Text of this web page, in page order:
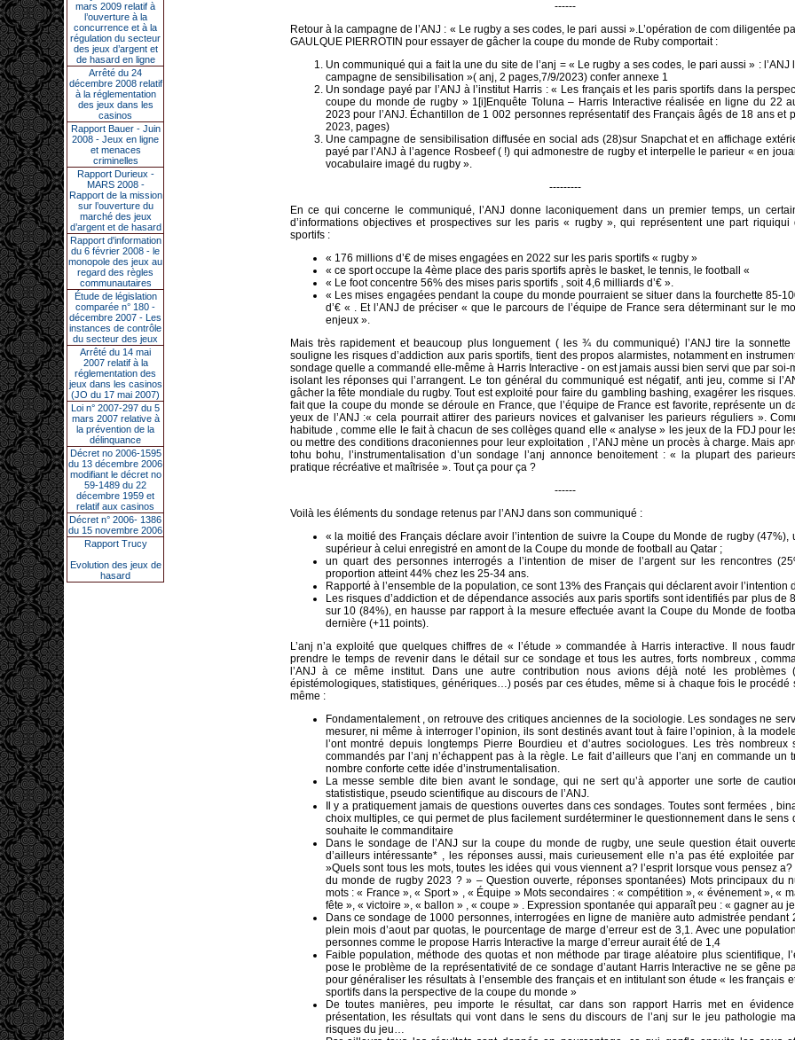
mars 2009 relatif à
l’ouverture à la
concurrence et à la
régulation du secteur
des jeux d’argent et
de hasard en ligne
Arrêté du 24
décembre 2008 relatif
à la réglementation
des jeux dans les
casinos
Rapport Bauer - Juin
2008 - Jeux en ligne
et menaces
criminelles
Rapport Durieux -
MARS 2008 -
Rapport de la mission
sur l’ouverture du
marché des jeux
d’argent et de hasard
Rapport d'information
du 6 février 2008 - le
monopole des jeux au
regard des règles
communautaires
Étude de législation
comparée n° 180 -
décembre 2007 - Les
instances de contrôle
du secteur des jeux
Arrêté du 14 mai
2007 relatif à la
réglementation des
jeux dans les casinos
(JO du 17 mai 2007)
Loi n° 2007-297 du 5
mars 2007 relative à
la prévention de la
délinquance
Décret no 2006-1595
du 13 décembre 2006
modifiant le décret no
59-1489 du 22
décembre 1959 et
relatif aux casinos
Décret n° 2006- 1386
du 15 novembre 2006
Rapport Trucy
Evolution des jeux de
hasard
------
Retour à la campagne de l’ANJ : « Le rugby a ses codes, le pari aussi ».L’opération de com diligentée
GAULQUE PIERROTIN pour essayer de gâcher la coupe du monde de Ruby comportait :
Un communiqué qui a fait la une du site de l’anj = « Le rugby a ses codes, le pari aussi » : l’ANJ
campagne de sensibilisation »( anj, 2 pages,7/9/2023) confer annexe 1
Un sondage payé par l’ANJ à l’institut Harris : « Les français et les paris sportifs dans la
coupe du monde de rugby » 1[i]Enquête Toluna – Harris Interactive réalisée en ligne du 22
2023 pour l’ANJ. Échantillon de 1 002 personnes représentatif des Français âgés de 18 ans et
2023, pages)
Une campagne de sensibilisation diffusée en social ads (28)sur Snapchat et en affichage
payé par l’ANJ à l’agence Rosbeef ( !) qui admonestre de rugby et interpelle le parieur « en
vocabulaire imagé du rugby ».
---------
En ce qui concerne le communiqué, l’ANJ donne laconiquement dans un premier temps, un
d’informations objectives et prospectives sur les paris « rugby », qui représentent une part riquiqui
sportifs :
« 176 millions d’€ de mises engagées en 2022 sur les paris sportifs « rugby »
« ce sport occupe la 4ème place des paris sportifs après le basket, le tennis, le football «
« Le foot concentre 56% des mises paris sportifs , soit 4,6 milliards d’€ ».
« Les mises engagées pendant la coupe du monde pourraient se situer dans la fourchette 85-
d’€ « . Et l’ANJ de préciser « que le parcours de l’équipe de France sera déterminant sur le
enjeux ».
Mais très rapidement et beaucoup plus longuement ( les ¾ du communiqué) l’ANJ tire la sonnette
souligne les risques d’addiction aux paris sportifs, tient des propos alarmistes, notamment en
sondage quelle a commandé elle-même à Harris Interactive - on est jamais aussi bien servi que par soi-
isolant les réponses qui l’arrangent. Le ton général du communiqué est négatif, anti jeu, comme si
gâcher la fête mondiale du rugby. Tout est exploité pour faire du gambling bashing, exagérer les
fait que la coupe du monde se déroule en France, que l’équipe de France est favorite, représente un
yeux de l’ANJ :« cela pourrait attirer des parieurs novices et galvaniser les parieurs réguliers ».
habitude , comme elle le fait à chacun de ses collèges quand elle « analyse » les jeux de la FDJ pour
ou mettre des conditions draconiennes pour leur exploitation , l’ANJ mène un procès à charge. Mais
tohu bohu, l’instrumentalisation d’un sondage l’anj annonce benoitement : « la plupart des
pratique récréative et maîtrisée ». Tout ça pour ça ?
------
Voilà les éléments du sondage retenus par l’ANJ dans son communiqué :
« la moitié des Français déclare avoir l’intention de suivre la Coupe du Monde de rugby (47%),
supérieur à celui enregistré en amont de la Coupe du monde de football au Qatar ;
un quart des personnes interrogés a l’intention de miser de l’argent sur les rencontres
proportion atteint 44% chez les 25-34 ans.
Rapporté à l’ensemble de la population, ce sont 13% des Français qui déclarent avoir l’intention
Les risques d’addiction et de dépendance associés aux paris sportifs sont identifiés par plus de
sur 10 (84%), en hausse par rapport à la mesure effectuée avant la Coupe du Monde de
dernière (+11 points).
L’anj n’a exploité que quelques chiffres de « l’étude » commandée à Harris interactive. Il nous
prendre le temps de revenir dans le détail sur ce sondage et tous les autres, forts nombreux ,
l’ANJ à ce même institut. Dans une autre contribution nous avions déjà noté les problèmes
épistémologiques, statistiques, génériques…) posés par ces études, même si à chaque fois le procédé
même :
Fondamentalement , on retrouve des critiques anciennes de la sociologie. Les sondages ne
mesurer, ni même à interroger l’opinion, ils sont destinés avant tout à faire l’opinion, à la
l’ont montré depuis longtemps Pierre Bourdieu et d’autres sociologues. Les très nombreux
commandés par l’anj n’échappent pas à la règle. Le fait d’ailleurs que l’anj en commande un
nombre conforte cette idée d’instrumentalisation.
La messe semble dite bien avant le sondage, qui ne sert qu’à apporter une sorte de
statististique, pseudo scientifique au discours de l’ANJ.
Il y a pratiquement jamais de questions ouvertes dans ces sondages. Toutes sont fermées ,
choix multiples, ce qui permet de plus facilement surdéterminer le questionnement dans le sens
souhaite le commanditaire
Dans le sondage de l’ANJ sur la coupe du monde de rugby, une seule question était
d’ailleurs intéressante* , les réponses aussi, mais curieusement elle n’a pas été exploitée
»Quels sont tous les mots, toutes les idées qui vous viennent a? l’esprit lorsque vous pensez
du monde de rugby 2023 ? » – Question ouverte, réponses spontanées) Mots principaux du
mots : « France », « Sport » , « Équipe » Mots secondaires : « compétition », « événement », «
fête », « victoire », « ballon » , « coupe » . Expression spontanée qui apparaît peu : « gagner au
Dans ce sondage de 1000 personnes, interrogées en ligne de manière auto admistrée pendant
plein mois d’aout par quotas, le pourcentage de marge d’erreur est de 3,1. Avec une
personnes comme le propose Harris Interactive la marge d’erreur aurait été de 1,4
Faible population, méthode des quotas et non méthode par tirage aléatoire plus scientifique,
pose le problème de la représentativité de ce sondage d’autant Harris Interactive ne se gêne
pour généraliser les résultats à l’ensemble des français et en intitulant son étude « les français
sportifs dans la perspective de la coupe du monde »
De toutes manières, peu importe le résultat, car dans son rapport Harris met en
présentation, les résultats qui vont dans le sens du discours de l’anj sur le jeu pathologie
risques du jeu…